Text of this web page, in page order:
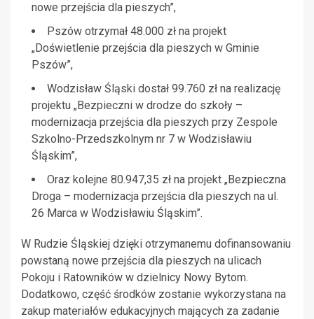
nowe przejścia dla pieszych”,
Pszów otrzymał 48.000 zł na projekt
„Doświetlenie przejścia dla pieszych w Gminie
Pszów”,
Wodzisław Śląski dostał 99.760 zł na realizację
projektu „Bezpieczni w drodze do szkoły –
modernizacja przejścia dla pieszych przy Zespole
Szkolno-Przedszkolnym nr 7 w Wodzisławiu
Śląskim”,
Oraz kolejne 80.947,35 zł na projekt „Bezpieczna
Droga – modernizacja przejścia dla pieszych na ul.
26 Marca w Wodzisławiu Śląskim”.
W Rudzie Śląskiej dzięki otrzymanemu dofinansowaniu
powstaną nowe przejścia dla pieszych na ulicach
Pokoju i Ratowników w dzielnicy Nowy Bytom.
Dodatkowo, część środków zostanie wykorzystana na
zakup materiałów edukacyjnych mających za zadanie